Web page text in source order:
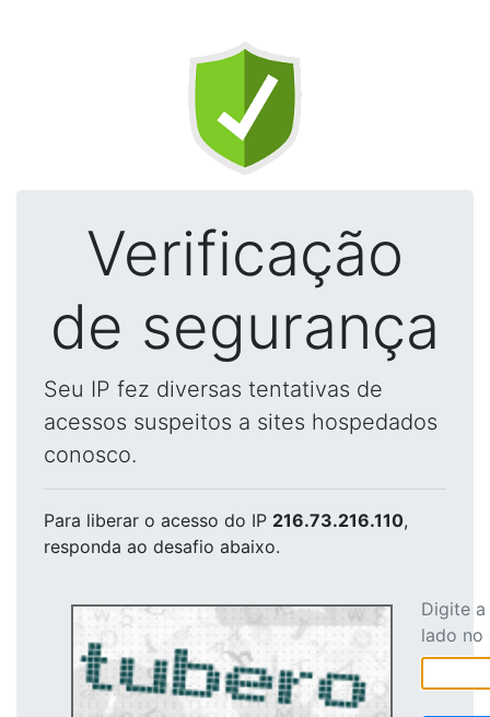
Verificação
de segurança
Seu IP fez diversas tentativas de
acessos suspeitos a sites hospedados
conosco.
Para liberar o acesso do IP 216.73.216.110,
responda ao desafio abaixo.
Digite
lado no